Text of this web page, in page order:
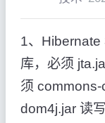
1、Hibernate
库，必须
须 commons-
dom4j.jar 读